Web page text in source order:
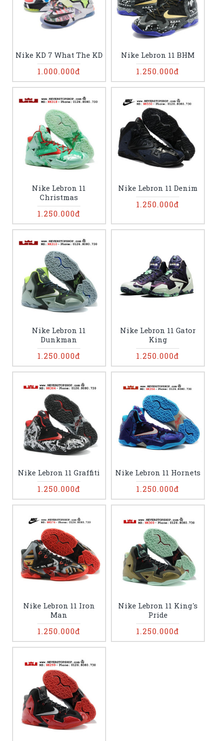
Nike KD 7 What The KD
1.000.000đ
Nike Lebron 11 BHM
1.250.000đ
Nike Lebron 11
Christmas
1.250.000đ
Nike Lebron 11 Denim
1.250.000đ
Nike Lebron 11
Dunkman
1.250.000đ
Nike Lebron 11 Gator
King
1.250.000đ
Nike Lebron 11 Graffiti
1.250.000đ
Nike Lebron 11 Hornets
1.250.000đ
Nike Lebron 11 Iron
Man
1.250.000đ
Nike Lebron 11 King's
Pride
1.250.000đ